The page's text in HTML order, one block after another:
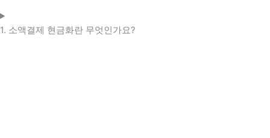
1. 소액결제 현금화란 무엇인가요?